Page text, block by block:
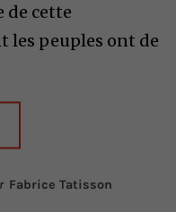
de cette
les peuples ont de
Fabrice Tatisson